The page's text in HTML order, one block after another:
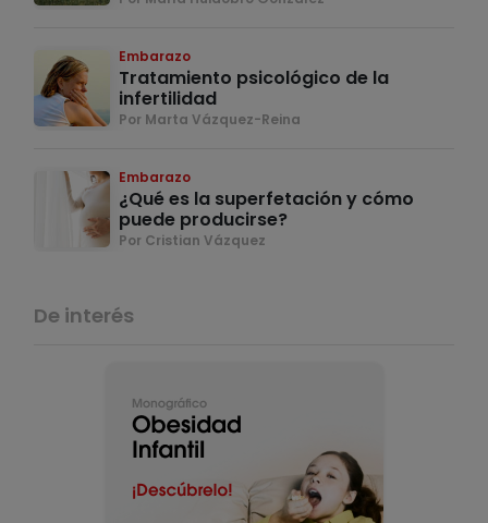
Embarazo
Tratamiento psicológico de la
infertilidad
Por Marta Vázquez-Reina
Embarazo
¿Qué es la superfetación y cómo
puede producirse?
Por Cristian Vázquez
De interés